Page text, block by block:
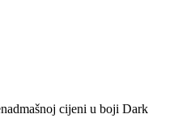
cijeni u boji Dark